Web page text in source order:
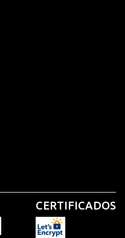
CERTIFICADOS